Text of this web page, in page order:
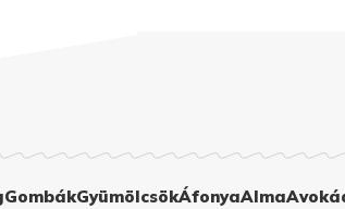
GombákGyümölcsökÁfonyaAlma